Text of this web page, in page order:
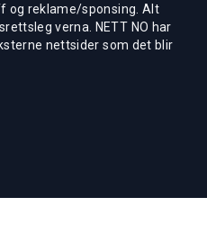
og reklame/sponsing. Alt
verna. NETT NO har
nettsider som det blir